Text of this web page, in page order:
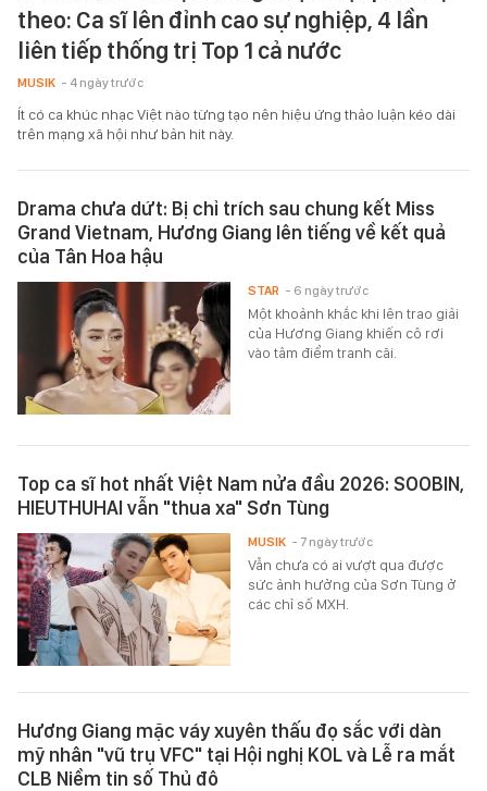
theo: Ca sĩ lên đỉnh cao sự nghiệp, 4 lần
liên tiếp thống trị Top 1 cả nước
MUSIK - 4 ngày trước
Ít có ca khúc nhạc Việt nào từng tạo nên hiệu ứng thảo luận kéo dài
trên mạng xã hội như bản hit này.
Drama chưa dứt: Bị chỉ trích sau chung kết Miss
Grand Vietnam, Hương Giang lên tiếng về kết quả
của Tân Hoa hậu
Một khoảnh khắc khi lên trao giải
của Hương Giang khiến cô rơi
vào tâm điểm tranh cãi.
STAR - 6 ngày trước
Top ca sĩ hot nhất Việt Nam nửa đầu 2026: SOOBIN,
HIEUTHUHAI vẫn "thua xa" Sơn Tùng
Vẫn chưa có ai vượt qua được
sức ảnh hưởng của Sơn Tùng ở
các chỉ số MXH.
MUSIK - 7 ngày trước
Hương Giang mặc váy xuyên thấu đọ sắc với dàn
mỹ nhân "vũ trụ VFC" tại Hội nghị KOL và Lễ ra mắt
CLB Niềm tin số Thủ đô